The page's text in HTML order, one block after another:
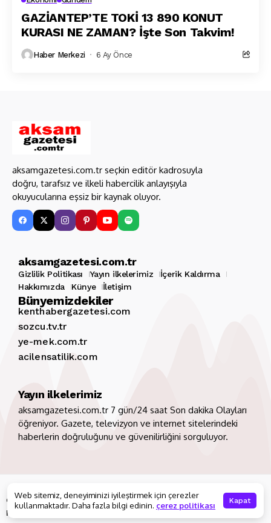
GAZİANTEP’TE TOKİ 13 890 KONUT
KURASI NE ZAMAN? İşte Son Takvim!
Haber Merkezi 6 Ay Önce
aksamgazetesi.com.tr seçkin editör kadrosuyla
doğru, tarafsız ve ilkeli habercilik anlayışıyla
okuyucularına eşsiz bir kaynak oluyor.
aksamgazetesi.com.tr
Gizlilik Politikası Yayın ilkelerimiz
İçerik Kaldırma
Hakkımızda
Künye İletişim
Bünyemizdekiler
kenthabergazetesi.com
sozcu.tv.tr
ye-mek.com.tr
acilensatilik.com
Yayın ilkelerimiz
aksamgazetesi.com.tr 7 gün/24 saat Son dakika Olayları
öğreniyor. Gazete, televizyon ve internet sitelerindeki
haberlerin doğruluğunu ve güvenilirliğini sorguluyor.
Gizlilik Politikası Yayın ilkelerimiz
İçerik Kaldırma
Hakkımızda
Web sitemiz, deneyiminizi iyileştirmek için çerezler
kullanmaktadır. Daha fazla bilgi edinin. çerez politikası Kapat